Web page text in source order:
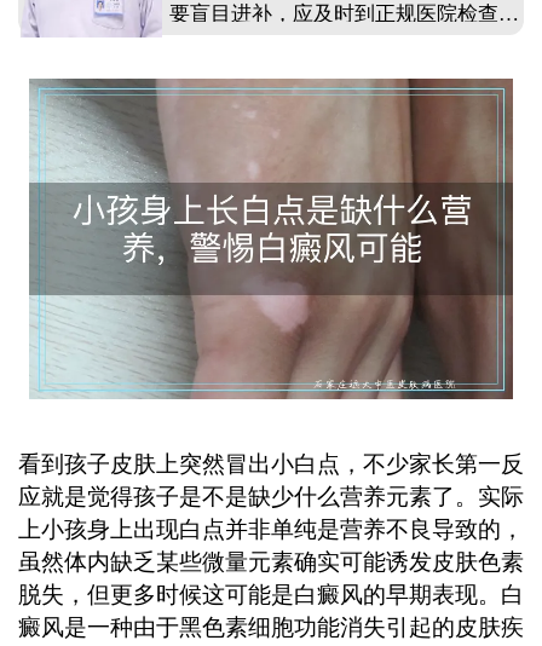
要盲目进补，应及时到正规医院检查确
等皮肤疾病，针对性处理才能有效改善
症状。 ...
看到孩子皮肤上突然冒出小白点，不少家长第一反
应就是觉得孩子是不是缺少什么营养元素了。实际
上小孩身上出现白点并非单纯是营养不良导致的，
虽然体内缺乏某些微量元素确实可能诱发皮肤色素
脱失，但更多时候这可能是白癜风的早期表现。白
癜风是一种由于黑色素细胞功能消失引起的皮肤疾